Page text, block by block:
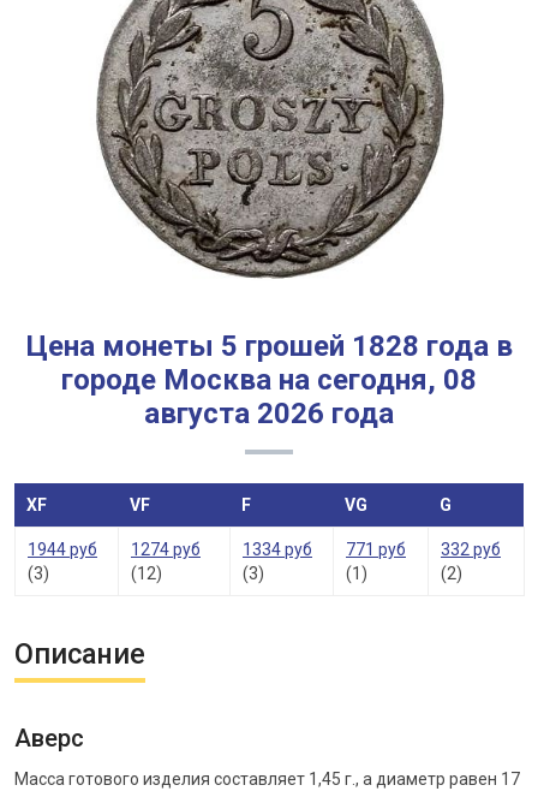
Цена монеты 5 грошей 1828 года в
городе Москва на сегодня, 08
августа 2026 года
XF VF F VG G
1944 руб
(3)
1274 руб
(12)
1334 руб
(3)
771 руб
(1)
332 руб
(2)
Описание
Аверс
Масса готового изделия составляет 1,45 г., а диаметр равен 17